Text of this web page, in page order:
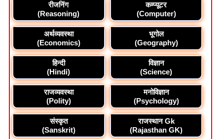
रीजनिंग
(Reasoning)
कम्प्यूटर
(Computer)
अर्थव्यवस्था
(Economics)
भूगोल
(Geography)
हिन्दी
(Hindi)
विज्ञान
(Science)
राजव्यवस्था
(Polity)
मनोविज्ञान
(Psychology)
संस्कृत
(Sanskrit)
राजस्थान Gk
(Rajasthan GK)